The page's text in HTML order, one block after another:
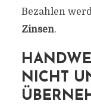
Bezahlen
Zinsen.
NICHT